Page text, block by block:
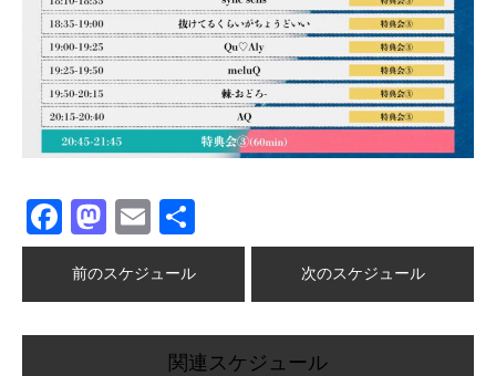
Facebook
Mastodon
Email
有
前のスケジュール 次のスケジュール
関連スケジュール